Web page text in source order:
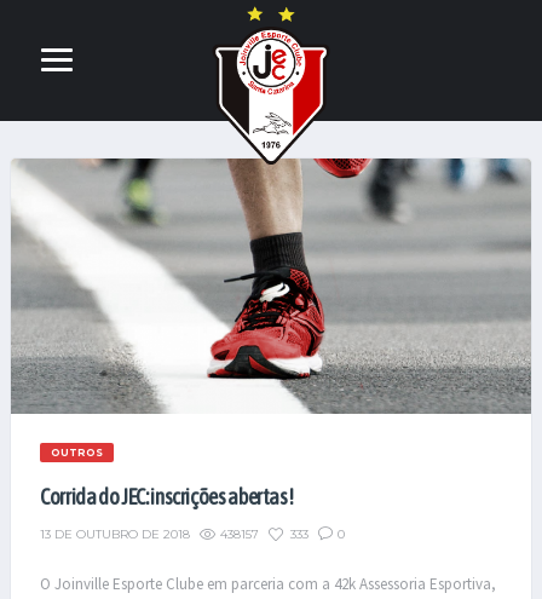
OUTROS
Corrida do JEC: inscrições abertas!
13 DE OUTUBRO DE 2018 438157 333 0
O Joinville Esporte Clube em parceria com a 42k Assessoria Esportiva,